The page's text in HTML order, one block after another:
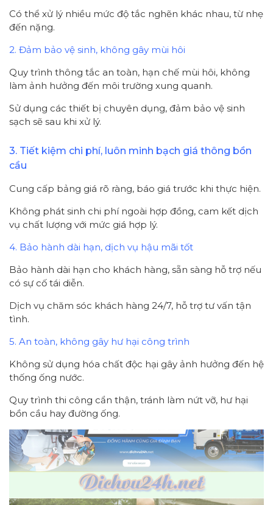
Có thể xử lý nhiều mức độ tắc nghẽn khác nhau, từ nhẹ
đến nặng.
2. Đảm bảo vệ sinh, không gây mùi hôi
Quy trình thông tắc an toàn, hạn chế mùi hôi, không
làm ảnh hưởng đến môi trường xung quanh.
Sử dụng các thiết bị chuyên dụng, đảm bảo vệ sinh
sạch sẽ sau khi xử lý.
3. Tiết kiệm chi phí, luôn minh bạch giá thông bồn
cầu
Cung cấp bảng giá rõ ràng, báo giá trước khi thực hiện.
Không phát sinh chi phí ngoài hợp đồng, cam kết dịch
vụ chất lượng với mức giá hợp lý.
4. Bảo hành dài hạn, dịch vụ hậu mãi tốt
Bảo hành dài hạn cho khách hàng, sẵn sàng hỗ trợ nếu
có sự cố tái diễn.
Dịch vụ chăm sóc khách hàng 24/7, hỗ trợ tư vấn tận
tình.
5. An toàn, không gây hư hại công trình
Không sử dụng hóa chất độc hại gây ảnh hưởng đến hệ
thống ống nước.
Quy trình thi công cẩn thận, tránh làm nứt vỡ, hư hại
bồn cầu hay đường ống.